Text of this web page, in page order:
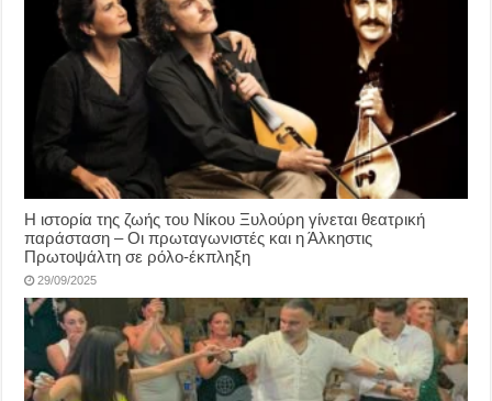
Η ιστορία της ζωής του Νίκου Ξυλούρη γίνεται θεατρική
παράσταση – Οι πρωταγωνιστές και η Άλκηστις
Πρωτοψάλτη σε ρόλο-έκπληξη
29/09/2025